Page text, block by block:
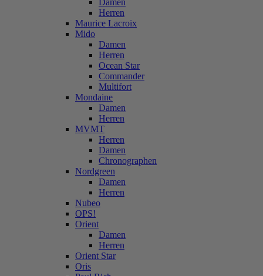
Damen
Herren
Maurice Lacroix
Mido
Damen
Herren
Ocean Star
Commander
Multifort
Mondaine
Damen
Herren
MVMT
Herren
Damen
Chronographen
Nordgreen
Damen
Herren
Nubeo
OPS!
Orient
Damen
Herren
Orient Star
Oris